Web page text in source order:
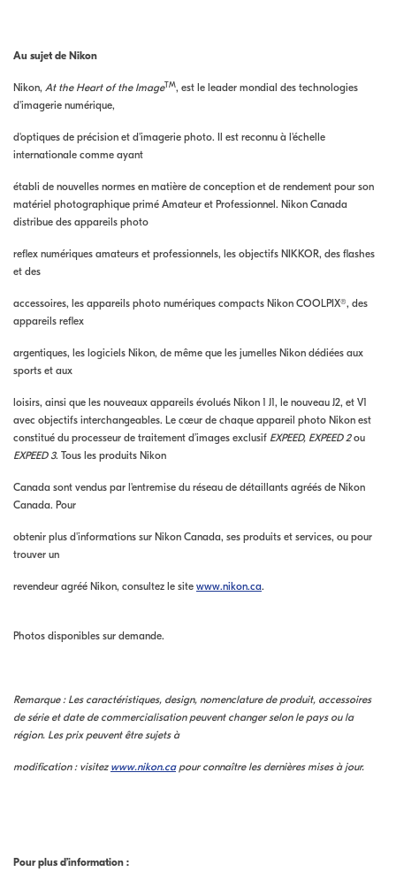
Au sujet de Nikon
Nikon, At the Heart of the ImageTM, est le leader mondial des technologies
d'imagerie numérique,
d'optiques de précision et d'imagerie photo. Il est reconnu à l'échelle
internationale comme ayant
établi de nouvelles normes en matière de conception et de rendement pour son
matériel photographique primé Amateur et Professionnel. Nikon Canada
distribue des appareils photo
reflex numériques amateurs et professionnels, les objectifs NIKKOR, des flashes
et des
accessoires, les appareils photo numériques compacts Nikon COOLPIX®, des
appareils reflex
argentiques, les logiciels Nikon, de même que les jumelles Nikon dédiées aux
sports et aux
loisirs, ainsi que les nouveaux appareils évolués Nikon 1 J1, le nouveau J2, et V1
avec objectifs interchangeables. Le cœur de chaque appareil photo Nikon est
constitué du processeur de traitement d’images exclusif EXPEED, EXPEED 2ou
EXPEED 3. Tous les produits Nikon
Canada sont vendus par l'entremise du réseau de détaillants agréés de Nikon
Canada. Pour
obtenir plus d'informations sur Nikon Canada, ses produits et services, ou pour
trouver un
revendeur agréé Nikon, consultez le site www.nikon.ca.
Photos disponibles sur demande.
Remarque : Les caractéristiques, design, nomenclature de produit, accessoires
de série et date de commercialisation peuvent changer selon le pays ou la
région. Les prix peuvent être sujets à
modification : visitez www.nikon.capour connaître les dernières mises à jour.
Pour plus d’information :